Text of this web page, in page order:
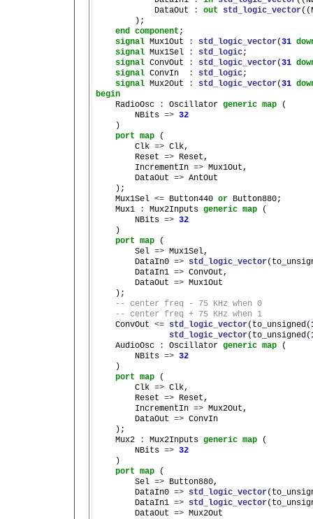
            DataOut
: out std_logic_vector
        );
end
component ;
signal Mux1Out : std_logic_vector(31
signal Mux1Sel : std_logic;
signal ConvOut : std_logic_vector(31
signal ConvIn : std_logic;
signal Mux2Out : std_logic_vector(31
begin
RadioOsc
: Oscillator generic map (
        NBits
=> 32
    )
port map (
        Clk
=> Clk,
        Reset
=> Reset,
        IncrementIn
=> Mux1Out,
        DataOut
=> AntOut
    );
    Mux1Sel
<= Button440 or Button880;
    Mux1
: Mux2Inputs generic map (
        NBits
=> 32
    )
port map (
        Sel
=> Mux1Sel,
        DataIn0
=> std_logic_vector
        DataIn1
=> ConvOut,
        DataOut
=> Mux1Out
    );
-- center freq - 75 KHz when 0
-- center freq + 75 KHz when 1
    ConvOut
<= std_logic_vector(to_unsigned(
std_logic_vector(to_unsigned(
    AudioOsc
: Oscillator generic map (
        NBits
=> 32
    )
port map (
        Clk
=> Clk,
        Reset
=> Reset,
        IncrementIn
=> Mux2Out,
        DataOut
=> ConvIn
    );
    Mux2
: Mux2Inputs generic map (
        NBits
=> 32
    )
port map (
        Sel
=> Button880,
        DataIn0
=> std_logic_vector
        DataIn1
=> std_logic_vector
        DataOut
=> Mux2Out